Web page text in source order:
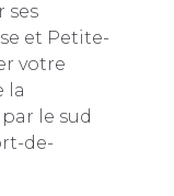
ses
et Petite-
votre
la
le sud
de-